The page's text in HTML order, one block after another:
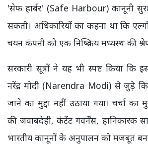
'सेफ हार्बर' (Safe Harbour) कानूनी
सकती। अधिकारियों का कहना था कि
चयन कंपनी को एक निष्क्रिय मध्यस्थ की
सरकारी सूत्रों ने यह भी स्पष्ट किया कि
नरेंद्र मोदी (Narendra Modi) से जुड़े
जाने का मुद्दा नहीं उठाया गया। चर्चा
की जवाबदेही, कंटेंट गवर्नेंस, हानिकारक
भारतीय कानूनों के अनुपालन को मजबूत